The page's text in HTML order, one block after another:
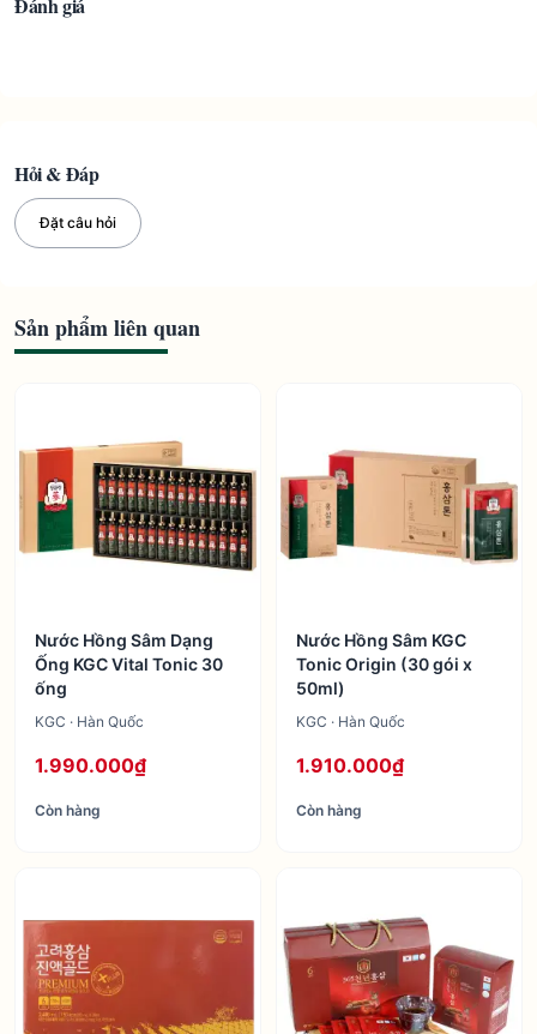
Đánh giá
Hỏi & Đáp
Đặt câu hỏi
Sản phẩm liên quan
Nước Hồng Sâm Dạng
Ống KGC Vital Tonic 30
ống
KGC · Hàn Quốc
1.990.000₫
Còn hàng
Nước Hồng Sâm KGC
Tonic Origin (30 gói x
50ml)
KGC · Hàn Quốc
1.910.000₫
Còn hàng